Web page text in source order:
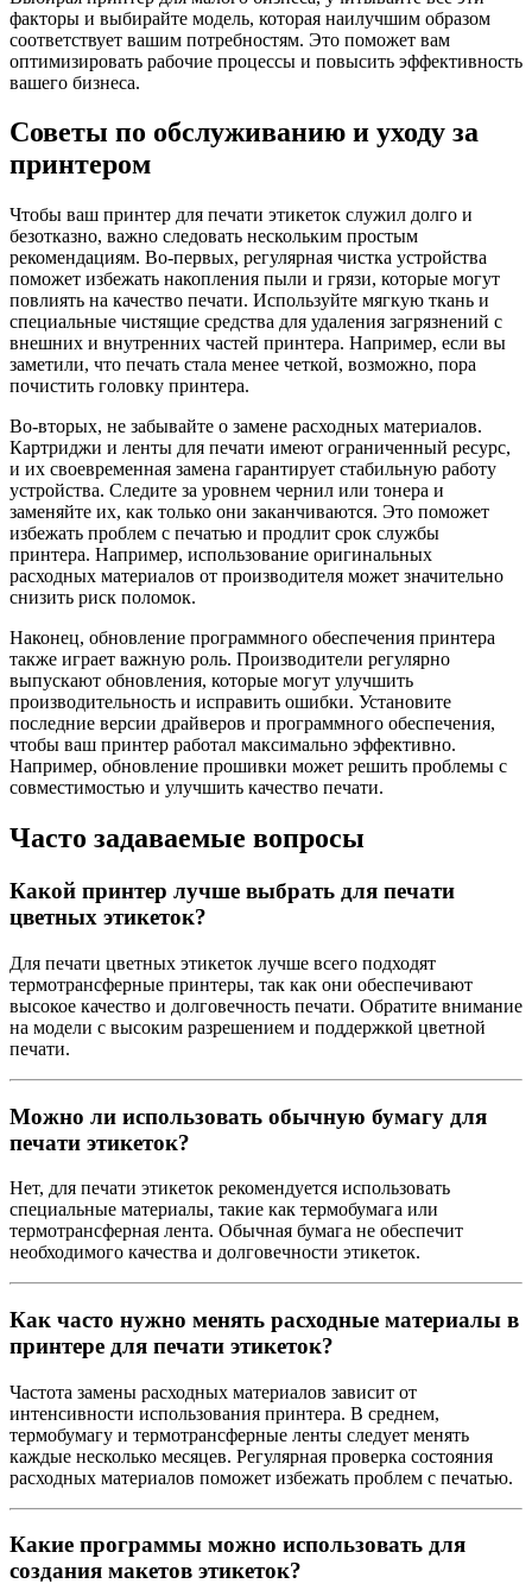
факторы и выбирайте модель, которая наилучшим образом
соответствует вашим потребностям. Это поможет вам
оптимизировать рабочие процессы и повысить эффективность
вашего бизнеса.
Советы по обслуживанию и уходу за
принтером
Чтобы ваш принтер для печати этикеток служил долго и
безотказно, важно следовать нескольким простым
рекомендациям. Во-первых, регулярная чистка устройства
поможет избежать накопления пыли и грязи, которые могут
повлиять на качество печати. Используйте мягкую ткань и
специальные чистящие средства для удаления загрязнений с
внешних и внутренних частей принтера. Например, если вы
заметили, что печать стала менее четкой, возможно, пора
почистить головку принтера.
Во-вторых, не забывайте о замене расходных материалов.
Картриджи и ленты для печати имеют ограниченный ресурс,
и их своевременная замена гарантирует стабильную работу
устройства. Следите за уровнем чернил или тонера и
заменяйте их, как только они заканчиваются. Это поможет
избежать проблем с печатью и продлит срок службы
принтера. Например, использование оригинальных
расходных материалов от производителя может значительно
снизить риск поломок.
Наконец, обновление программного обеспечения принтера
также играет важную роль. Производители регулярно
выпускают обновления, которые могут улучшить
производительность и исправить ошибки. Установите
последние версии драйверов и программного обеспечения,
чтобы ваш принтер работал максимально эффективно.
Например, обновление прошивки может решить проблемы с
совместимостью и улучшить качество печати.
Часто задаваемые вопросы
Какой принтер лучше выбрать для печати
цветных этикеток?
Для печати цветных этикеток лучше всего подходят
термотрансферные принтеры, так как они обеспечивают
высокое качество и долговечность печати. Обратите внимание
на модели с высоким разрешением и поддержкой цветной
печати.
Можно ли использовать обычную бумагу для
печати этикеток?
Нет, для печати этикеток рекомендуется использовать
специальные материалы, такие как термобумага или
термотрансферная лента. Обычная бумага не обеспечит
необходимого качества и долговечности этикеток.
Как часто нужно менять расходные материалы в
принтере для печати этикеток?
Частота замены расходных материалов зависит от
интенсивности использования принтера. В среднем,
термобумагу и термотрансферные ленты следует менять
каждые несколько месяцев. Регулярная проверка состояния
расходных материалов поможет избежать проблем с печатью.
Какие программы можно использовать для
создания макетов этикеток?